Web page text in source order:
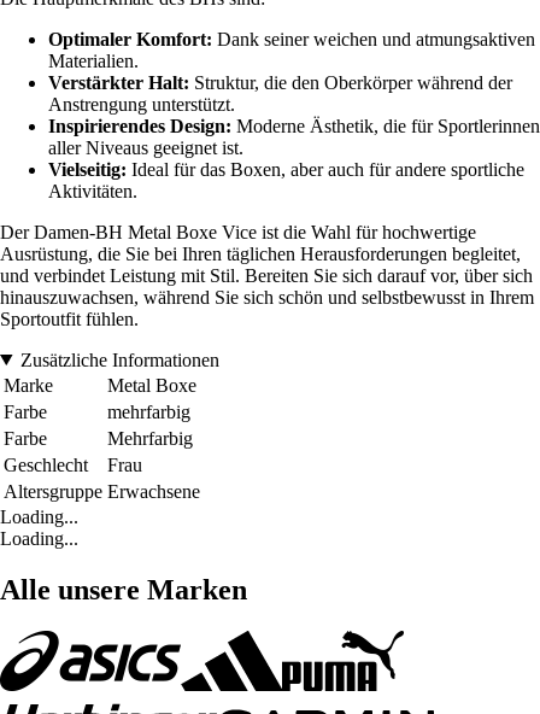
Optimaler Komfort: Dank seiner weichen und atmungsaktiven
Materialien.
Verstärkter Halt: Struktur, die den Oberkörper während der
Anstrengung unterstützt.
Inspirierendes Design: Moderne Ästhetik, die für Sportlerinnen
aller Niveaus geeignet ist.
Vielseitig: Ideal für das Boxen, aber auch für andere sportliche
Aktivitäten.
Der Damen-BH Metal Boxe Vice ist die Wahl für hochwertige
Ausrüstung, die Sie bei Ihren täglichen Herausforderungen begleitet,
und verbindet Leistung mit Stil. Bereiten Sie sich darauf vor, über sich
hinauszuwachsen, während Sie sich schön und selbstbewusst in Ihrem
Sportoutfit fühlen.
Zusätzliche Informationen
Marke
Metal Boxe
Farbe
mehrfarbig
Farbe
Mehrfarbig
Geschlecht
Frau
Altersgruppe Erwachsene
Loading...
Loading...
Alle unsere Marken